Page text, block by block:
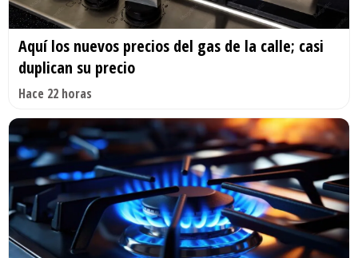
Aquí los nuevos precios del gas de la calle; casi
duplican su precio
Hace 22 horas